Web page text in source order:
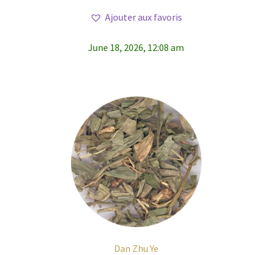
Ajouter aux favoris
June 18, 2026, 12:08 am
Dan Zhu Ye